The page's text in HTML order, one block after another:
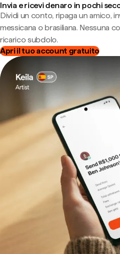
Invia e ricevi denaro in pochi
Dividi un conto, ripaga un amico,
messicana o brasiliana. Nessuna
ricarico subdolo.
Apri il tuo account gratuito